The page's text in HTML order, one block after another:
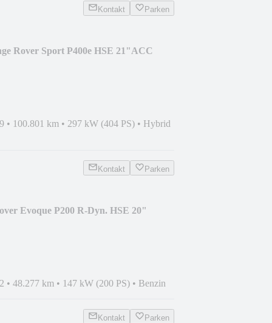
Kontakt Parken
Rover Sport P400e HSE 21"ACC
• 100.801 km • 297 kW (404 PS) • Hybrid
Kontakt Parken
Evoque P200 R-Dyn. HSE 20"
• 48.277 km • 147 kW (200 PS) • Benzin
Kontakt Parken